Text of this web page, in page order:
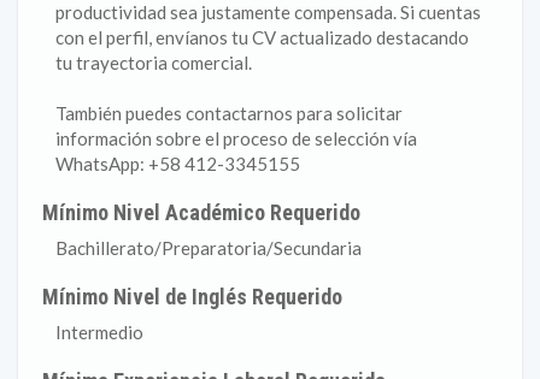
productividad sea justamente compensada. Si cuentas
con el perfil, envíanos tu CV actualizado destacando
tu trayectoria comercial.
También puedes contactarnos para solicitar
información sobre el proceso de selección vía
WhatsApp: +58 412-3345155
Mínimo Nivel Académico Requerido
Bachillerato/Preparatoria/Secundaria
Mínimo Nivel de Inglés Requerido
Intermedio